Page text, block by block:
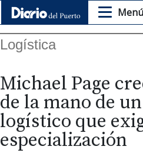
Menú
Logística
Michael Page
de la mano de
logístico que
especialización